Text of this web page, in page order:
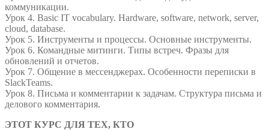
коммуникации.
Урок 4. Basic IT vocabulary. Hardware, software, network, server,
cloud, database.
Урок 5. Инструменты и процессы. Основные инструменты.
Урок 6. Командные митинги. Типы встреч. Фразы для
обновлений и отчетов.
Урок 7. Общение в мессенджерах. Особенности переписки в
SlackTeams.
Урок 8. Письма и комментарии к задачам. Структура письма и
делового комментария.
ЭТОТ КУРС ДЛЯ ТЕХ, КТО